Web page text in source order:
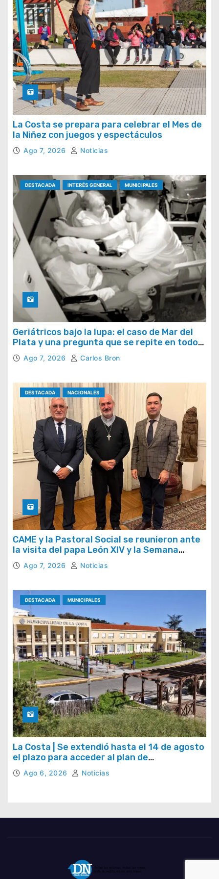
La Costa se prepara para celebrar el Mes de
la Niñez con juegos y espectáculos
Ago 7, 2026 Noticias
DESTACADA INTERÉS GENERAL MUNICIPALES
Geriátricos bajo la lupa: el caso de Mar del
Plata y una pregunta que se repite en todo
el país
Ago 7, 2026 Carlos Bron
DESTACADA NACIONALES
CAME y la Pastoral Social se reunieron ante
la visita del papa León XIV y la Semana
Social 2026
Ago 7, 2026 Noticias
DESTACADA MUNICIPALES
La Costa | Se extendió hasta el 14 de agosto
el plazo para acceder al plan de
regularización de tasas municipales
Ago 6, 2026 Noticias